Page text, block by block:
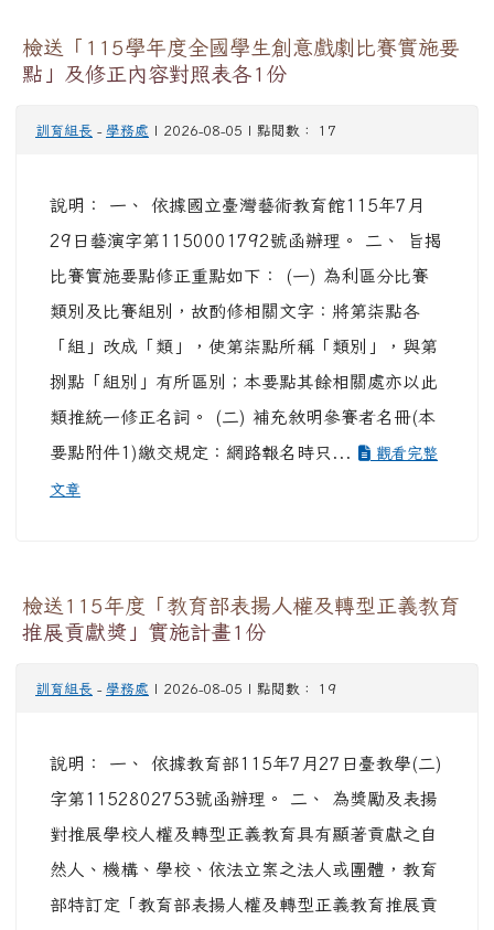
檢送「115學年度全國學生創意戲劇比賽實施要
點」及修正內容對照表各1份
訓育組長 - 學務處 | 2026-08-05 | 點閱數： 17
說明： 一、 依據國立臺灣藝術教育館115年7月
29日藝演字第1150001792號函辦理。 二、 旨揭
比賽實施要點修正重點如下： (一) 為利區分比賽
類別及比賽組別，故酌修相關文字：將第柒點各
「組」改成「類」，使第柒點所稱「類別」，與第
捌點「組別」有所區別；本要點其餘相關處亦以此
類推統一修正名詞。 (二) 補充敘明參賽者名冊(本
要點附件1)繳交規定：網路報名時只...
觀看完整
文章
檢送115年度「教育部表揚人權及轉型正義教育
推展貢獻獎」實施計畫1份
訓育組長 - 學務處 | 2026-08-05 | 點閱數： 19
說明： 一、 依據教育部115年7月27日臺教學(二)
字第1152802753號函辦理。 二、 為獎勵及表揚
對推展學校人權及轉型正義教育具有顯著貢獻之自
然人、機構、學校、依法立案之法人或團體，教育
部特訂定「教育部表揚人權及轉型正義教育推展貢